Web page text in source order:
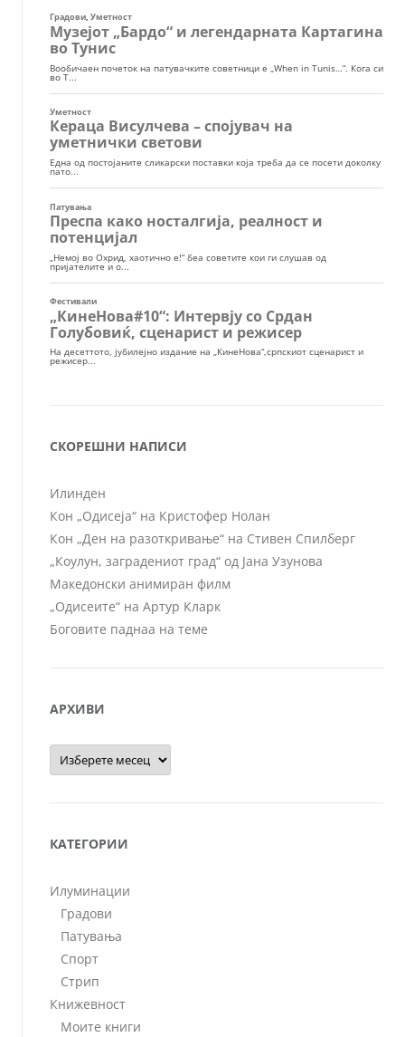
СКОРЕШНИ НАПИСИ
Илинден
Кон „Одисеја“ на Кристофер Нолан
Кон „Ден на разоткривање“ на Стивен Спилберг
„Коулун, заградениот град“ од Јана Узунова
Македонски анимиран филм
„Одисеите“ на Артур Кларк
Боговите паднаа на теме
АРХИВИ
Архиви
КАТЕГОРИИ
Илуминации
Градови
Патувања
Спорт
Стрип
Книжевност
Моите книги